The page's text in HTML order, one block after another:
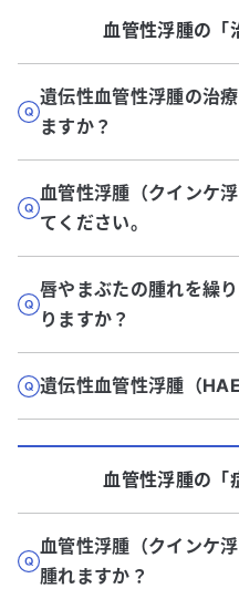
血管性浮腫の「
遺伝性血管性浮腫の治
ますか？
血管性浮腫（クインケ
てください。
唇やまぶたの腫れを繰
りますか？
遺伝性血管性浮腫（
血管性浮腫の「
血管性浮腫（クインケ
腫れますか？